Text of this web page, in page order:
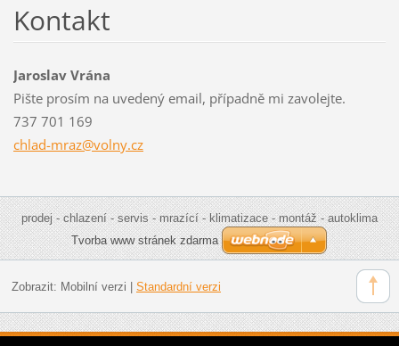
Kontakt
Jaroslav Vrána
Pište prosím na uvedený email, případně mi zavolejte.
737 701 169
chlad-mraz@volny.cz
prodej - chlazení - servis - mrazící - klimatizace - montáž - autoklima
Tvorba www stránek zdarma
Zobrazit: Mobilní verzi Standardní verzi